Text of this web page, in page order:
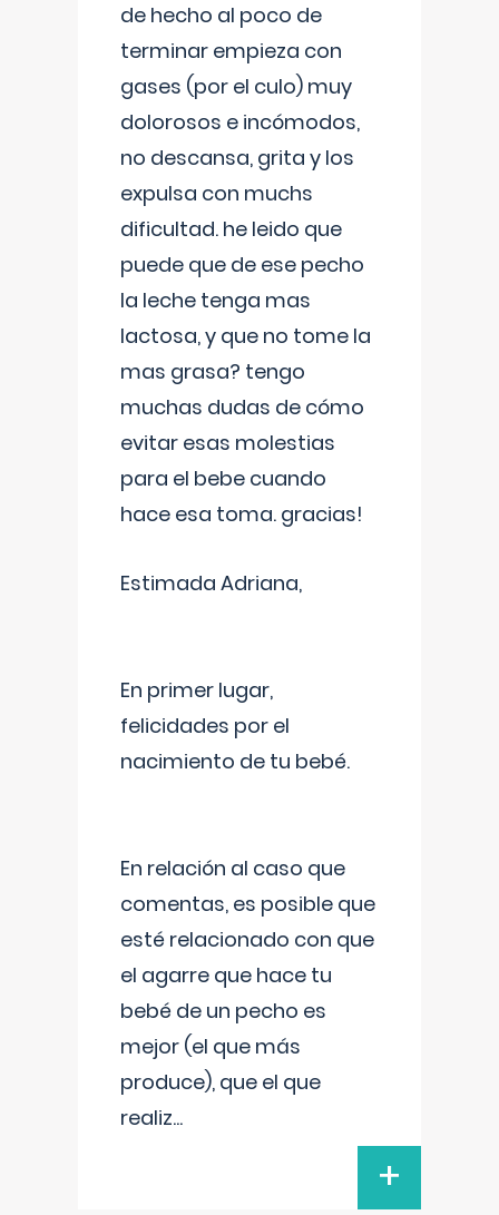
de hecho al poco de
terminar empieza con
gases (por el culo) muy
dolorosos e incómodos,
no descansa, grita y los
expulsa con muchs
dificultad. he leido que
puede que de ese pecho
la leche tenga mas
lactosa, y que no tome la
mas grasa? tengo
muchas dudas de cómo
evitar esas molestias
para el bebe cuando
hace esa toma. gracias!
Estimada Adriana,
En primer lugar,
felicidades por el
nacimiento de tu bebé.
En relación al caso que
comentas, es posible que
esté relacionado con que
el agarre que hace tu
bebé de un pecho es
mejor (el que más
produce), que el que
realiz...
+